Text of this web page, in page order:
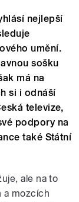
nejlepší
umění.
sošku
má na
si i odnáší
televize,
podpory na
také Státní
ale na to
a mozcích